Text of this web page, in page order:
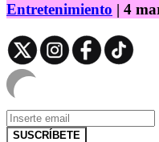
Entretenimiento | 4
SUSCRÍBETE